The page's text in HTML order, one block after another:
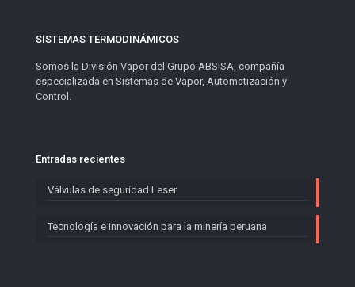
SISTEMAS TERMODINÁMICOS
Somos la División Vapor del Grupo ABSISA, compañía
especializada en Sistemas de Vapor, Automatización y
Control.
Entradas recientes
Válvulas de seguridad Leser
Tecnología e innovación para la minería peruana